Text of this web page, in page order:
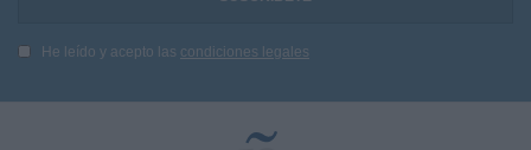
He leído y acepto las condiciones legales